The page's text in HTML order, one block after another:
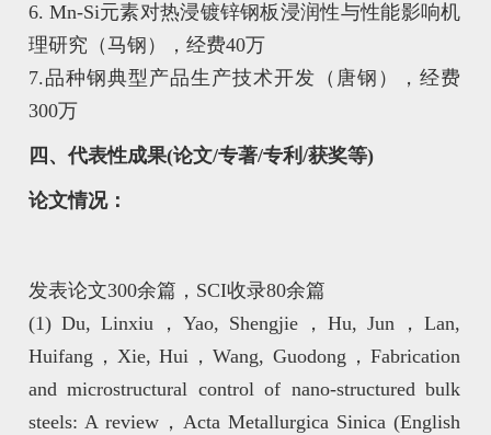
6. Mn-Si元素对热浸镀锌钢板浸润性与性能影响机
理研究（马钢），经费40万
7.品种钢典型产品生产技术开发（唐钢），经费
300万
四、代表性成果(论文/专著/专利/获奖等)
论文情况：
发表论文300余篇，SCI收录80余篇
(1) Du, Linxiu，Yao, Shengjie，Hu, Jun，Lan,
Huifang，Xie, Hui，Wang, Guodong，Fabrication
and microstructural control of nano-structured bulk
steels: A review，Acta Metallurgica Sinica (English